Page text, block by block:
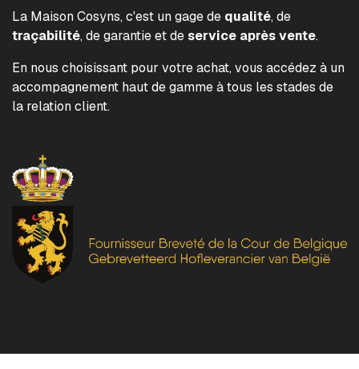
La Maison Cosyns, c'est un gage de qualité, de
traçabilité, de garantie et deservice après vente.
En nous choisissant pour votre achat, vous accédez à un
accompagnement haut de gamme à tous les stades de
la relation client.